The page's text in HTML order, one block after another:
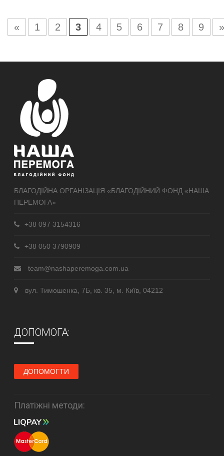
« 1 2 3 4 5 6 7 8 9
БЛАГОДІЙНА ОРГАНІЗАЦІЯ «БЛАГОДІЙНИЙ ФОНД «НАША
ПЕРЕМОГА»
+38 097 3154316
+38 050 3790909
team@nashaperemoga.com.ua
вул. Тимошенка, 7Б, кв. 35, м. Київ, 04212
ДОПОМОГА:
ДОПОМОГТИ
Платіжні методи: